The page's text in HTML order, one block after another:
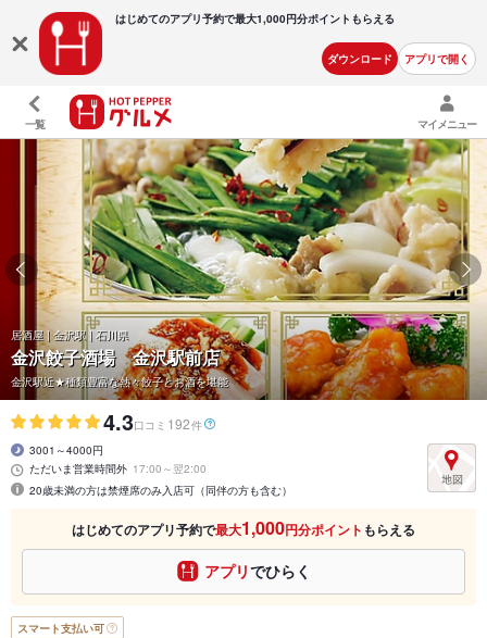
はじめてのアプリ予約で最大1,000円分ポイントもらえる
ダウンロード アプリで開く
一覧 マイメニュー
居酒屋 | 金沢駅 | 石川県
金沢餃子酒場 金沢駅前店
金沢駅近★種類豊富な熱々餃子とお酒を堪能
4.3口コミ 192件
3001～4000円
ただいま営業時間外 17:00～翌2:00
20歳未満の方は禁煙席のみ入店可（同伴の方も含む）
はじめてのアプリ予約で最大1,000円分ポイント もらえる
アプリでひらく
スマート支払い可